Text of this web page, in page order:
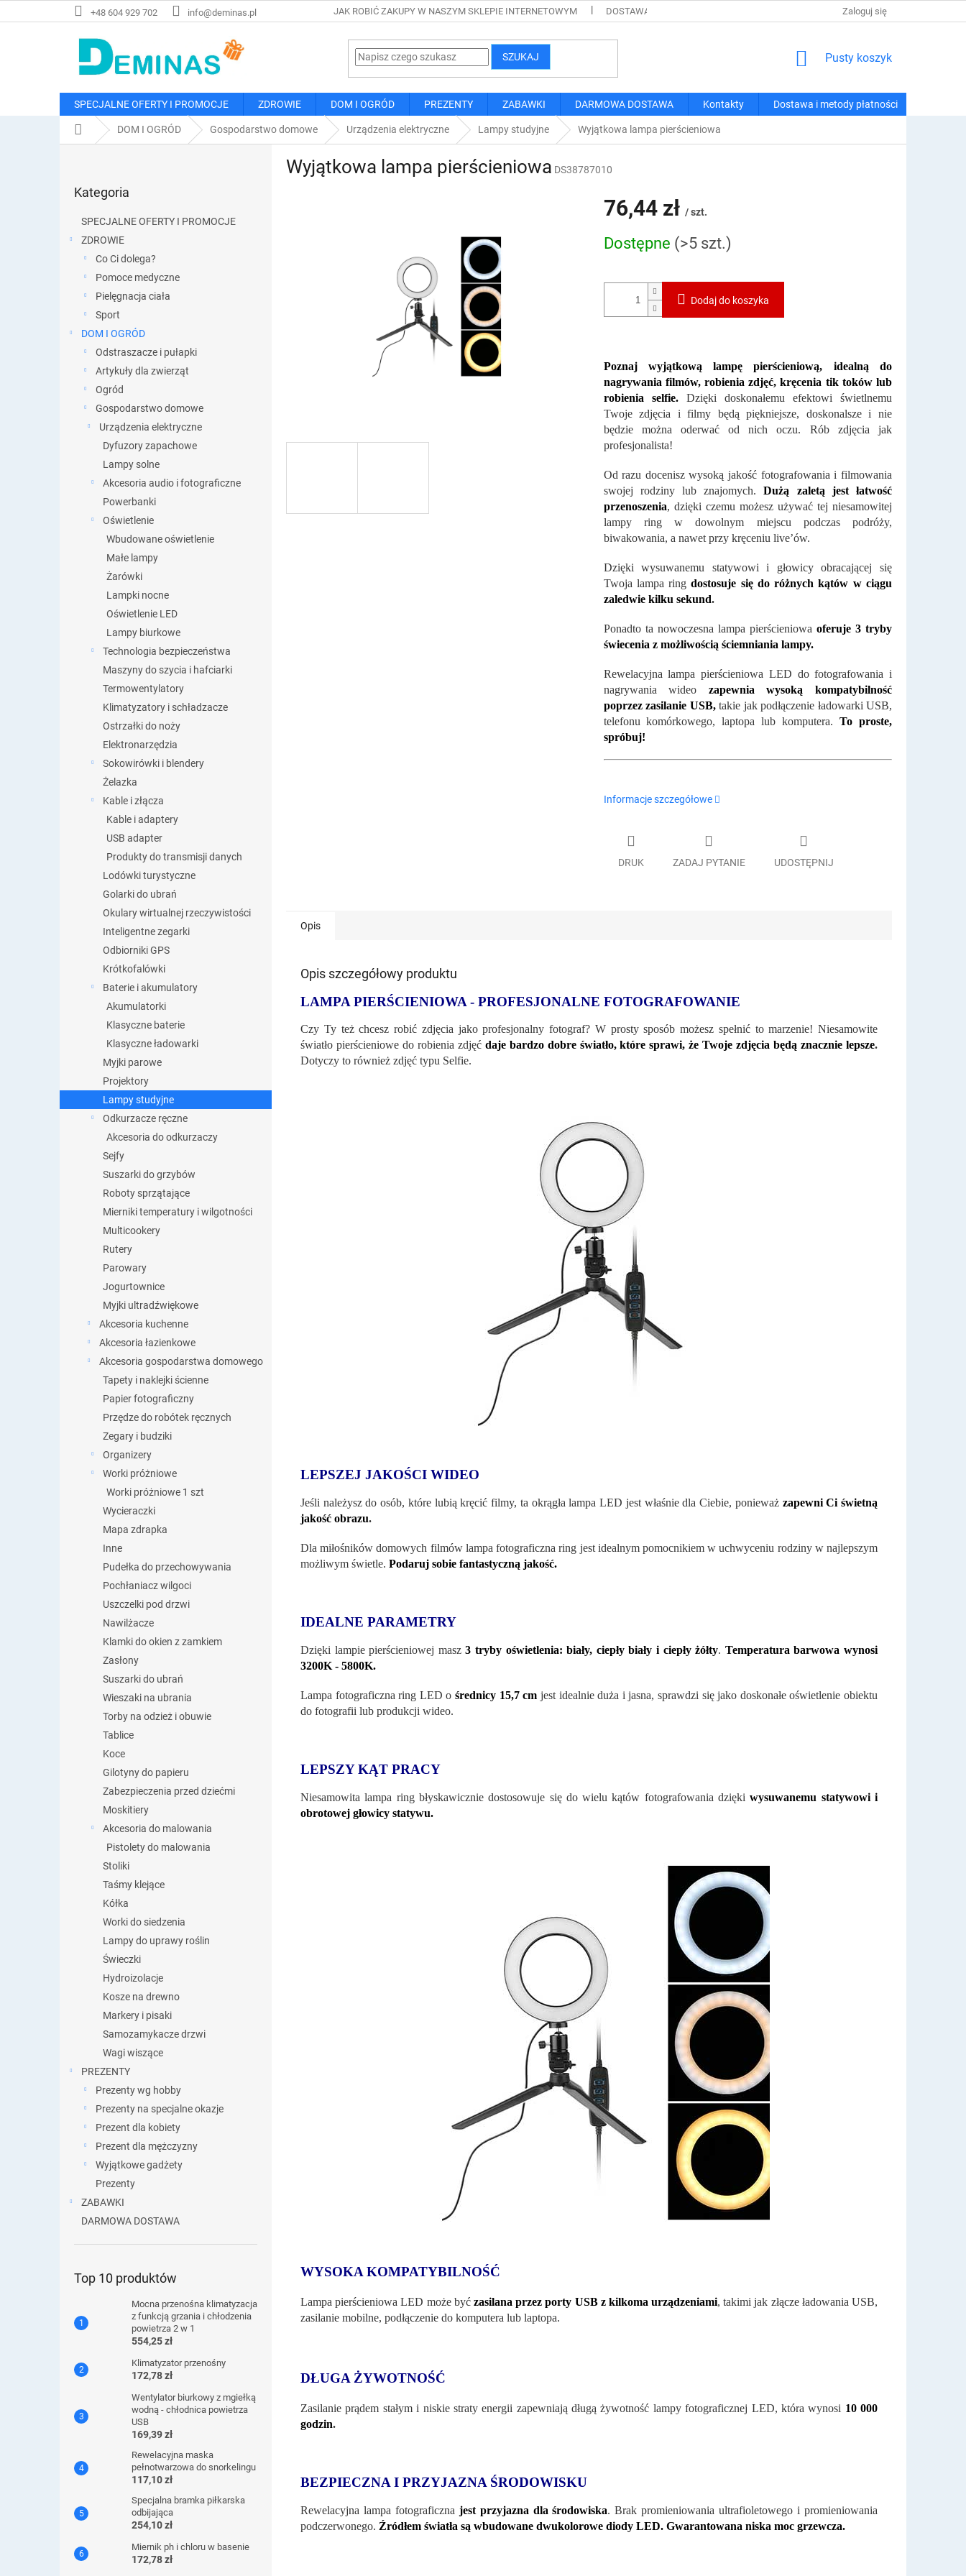
do
+48 604 929 702 info@deminas.pl JAK ROBIĆ ZAKUPY W NASZYM SKLEPIE INTERNETOWYM DOSTAWA I METODY PŁATNOŚCI REGULAMIN ZAKUPÓW
Zaloguj się
SZUKAJ KOSZYK
Pusty koszyk
SPECJALNE OFERTY I PROMOCJE ZDROWIE DOM I OGRÓD PREZENTY ZABAWKI DARMOWA DOSTAWA Kontakty Dostawa i metody płatności
Home DOM I OGRÓD Gospodarstwo domowe Urządzenia elektryczne Lampy studyjne Wyjątkowa lampa pierścieniowa
kategorie
Kategoria
SPECJALNE OFERTY I PROMOCJE
ZDROWIE
Co Ci dolega?
Pomoce medyczne
Pielęgnacja ciała
Sport
DOM I OGRÓD
Odstraszacze i pułapki
Artykuły dla zwierząt
Ogród
Gospodarstwo domowe
Urządzenia elektryczne
Dyfuzory zapachowe
Lampy solne
Akcesoria audio i fotograficzne
Powerbanki
Oświetlenie
Wbudowane oświetlenie
Małe lampy
Żarówki
Lampki nocne
Oświetlenie LED
Lampy biurkowe
Technologia bezpieczeństwa
Maszyny do szycia i hafciarki
Termowentylatory
Klimatyzatory i schładzacze
Ostrzałki do noży
Elektronarzędzia
Sokowirówki i blendery
Żelazka
Kable i złącza
Kable i adaptery
USB adapter
Produkty do transmisji danych
Lodówki turystyczne
Golarki do ubrań
Okulary wirtualnej rzeczywistości
Inteligentne zegarki
Odbiorniki GPS
Krótkofalówki
Baterie i akumulatory
Akumulatorki
Klasyczne baterie
Klasyczne ładowarki
Myjki parowe
Projektory
Lampy studyjne
Odkurzacze ręczne
Akcesoria do odkurzaczy
Sejfy
Suszarki do grzybów
Roboty sprzątające
Mierniki temperatury i wilgotności
Multicookery
Rutery
Parowary
Jogurtownice
Myjki ultradźwiękowe
Akcesoria kuchenne
Akcesoria łazienkowe
Akcesoria gospodarstwa domowego
Tapety i naklejki ścienne
Papier fotograficzny
Przędze do robótek ręcznych
Zegary i budziki
Organizery
Worki próżniowe
Worki próżniowe 1 szt
Wycieraczki
Mapa zdrapka
Inne
Pudełka do przechowywania
Pochłaniacz wilgoci
Uszczelki pod drzwi
Nawilżacze
Klamki do okien z zamkiem
Zasłony
Suszarki do ubrań
Wieszaki na ubrania
Torby na odzież i obuwie
Tablice
Koce
Gilotyny do papieru
Zabezpieczenia przed dziećmi
Moskitiery
Akcesoria do malowania
Pistolety do malowania
Stoliki
Taśmy klejące
Kółka
Worki do siedzenia
Lampy do uprawy roślin
Świeczki
Hydroizolacje
Kosze na drewno
Markery i pisaki
Samozamykacze drzwi
Wagi wiszące
PREZENTY
Prezenty wg hobby
Prezenty na specjalne okazje
Prezent dla kobiety
Prezent dla mężczyzny
Wyjątkowe gadżety
Prezenty
ZABAWKI
DARMOWA DOSTAWA
Top 10 produktów
Mocna przenośna klimatyzacja
z funkcją grzania i chłodzenia
powietrza 2 w 1
554,25 zł
Klimatyzator przenośny
172,78 zł
Wentylator biurkowy z mgiełką
wodną - chłodnica powietrza
USB
169,39 zł
Rewelacyjna maska ​​
pełnotwarzowa do snorkelingu
117,10 zł
Specjalna bramka piłkarska
odbijająca
254,10 zł
Miernik ph i chloru w basenie
172,78 zł
Wyjątkowa lampa pierścieniowa DS38787010
76,44 zł / szt.
jednostkowa:
Dostępne (>5 szt.)
Dodaj do koszyka
Poznaj wyjątkową lampę pierścieniową, idealną do
nagrywania filmów, robienia zdjęć, kręcenia tik toków lub
robienia selfie.Dzięki doskonałemu efektowi świetlnemu
Twoje zdjęcia i filmy będą piękniejsze, doskonalsze i nie
będzie można oderwać od nich oczu. Rób zdjęcia jak
profesjonalista!
Od razu docenisz wysoką jakość fotografowania i filmowania
swojej rodziny lub znajomych.Dużą zaletą jest łatwość
przenoszenia, dzięki czemu możesz używać tej niesamowitej
lampy ring w dowolnym miejscu podczas podróży,
biwakowania, a nawet przy kręceniu live’ów.
Dzięki wysuwanemu statywowi i głowicy obracającej się
Twoja lampa ringdostosuje się do różnych kątów w ciągu
zaledwie kilku sekund.
Ponadto ta nowoczesna lampa pierścieniowa oferuje 3 tryby
świecenia z możliwością ściemniania lampy.
Rewelacyjna lampa pierścieniowa LED do fotografowania i
nagrywania wideo zapewnia wysoką kompatybilność
poprzez zasilanie USB,takie jak podłączenie ładowarki USB,
telefonu komórkowego, laptopa lub komputera.To proste,
spróbuj!
Informacje szczegółowe
DRUK ZADAJ PYTANIE UDOSTĘPNIJ
Opis
Opis szczegółowy produktu
LAMPA PIERŚCIENIOWA - PROFESJONALNE FOTOGRAFOWANIE
Czy Ty też chcesz robić zdjęcia jako profesjonalny fotograf? W prosty sposób możesz spełnić to marzenie! Niesamowite
światło pierścieniowe do robienia zdjęć daje bardzo dobre światło, które sprawi, że Twoje zdjęcia będą znacznie lepsze.
Dotyczy to również zdjęć typu Selfie.
LEPSZEJ JAKOŚCI WIDEO
Jeśli należysz do osób, które lubią kręcić filmy, ta okrągła lampa LED jest właśnie dla Ciebie, ponieważ zapewni Ci świetną
jakość obrazu.
Dla miłośników domowych filmów lampa fotograficzna ring jest idealnym pomocnikiem w uchwyceniu rodziny w najlepszym
możliwym świetle. Podaruj sobie fantastyczną jakość.
IDEALNE PARAMETRY
Dzięki lampie pierścieniowej masz3 tryby oświetlenia: biały, ciepły biały i ciepły żółty. Temperatura barwowa wynosi
3200K - 5800K.
Lampa fotograficzna ring LED ośrednicy 15,7 cm jest idealnie duża i jasna, sprawdzi się jako doskonałe oświetlenie obiektu
do fotografii lub produkcji wideo.
LEPSZY KĄT PRACY
Niesamowita lampa ring błyskawicznie dostosowuje się do wielu kątów fotografowania dziękiwysuwanemu statywowi i
obrotowej głowicy statywu.
WYSOKA KOMPATYBILNOŚĆ
Lampa pierścieniowa LED może być zasilana przez porty USB z kilkoma urządzeniami, takimi jak złącze ładowania USB,
zasilanie mobilne, podłączenie do komputera lub laptopa.
DŁUGA ŻYWOTNOŚĆ
Zasilanie prądem stałym i niskie straty energii zapewniają długą żywotność lampy fotograficznej LED, która wynosi 10 000
godzin.
BEZPIECZNA I PRZYJAZNA ŚRODOWISKU
Rewelacyjna lampa fotograficzna jest przyjazna dla środowiska. Brak promieniowania ultrafioletowego i promieniowania
podczerwonego. Źródłem światła są wbudowane dwukolorowe diody LED. Gwarantowana niska moc grzewcza.